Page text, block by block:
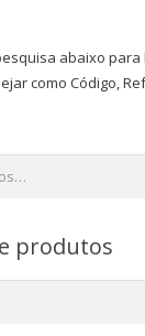
abaixo
como Código,
produtos